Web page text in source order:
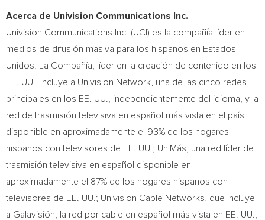
Acerca de Univision Communications Inc.
Univision Communications Inc. (UCI) es la compañía líder en
medios de difusión masiva para los hispanos en Estados
Unidos. La Compañía, líder en la creación de contenido en los
EE. UU., incluye a Univision Network, una de las cinco redes
principales en los EE. UU., independientemente del idioma, y la
red de trasmisión televisiva en español más vista en el país
disponible en aproximadamente el 93% de los hogares
hispanos con televisores de EE. UU.; UniMás, una red líder de
trasmisión televisiva en español disponible en
aproximadamente el 87% de los hogares hispanos con
televisores de EE. UU.; Univision Cable Networks, que incluye
a Galavisión, la red por cable en español más vista en EE. UU.,